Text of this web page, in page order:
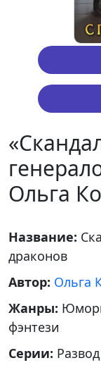
Ольга
Название:
драконов
Автор: Ольга
Жанры:
фэнтези
Серии: